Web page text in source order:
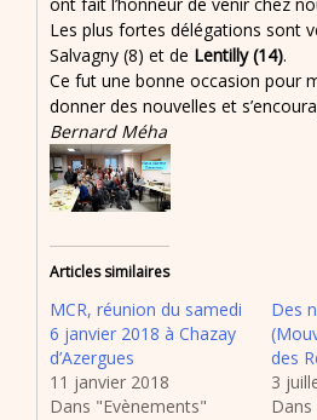
Les plus fortes délégations sont
Salvagny (8) et de Lentilly (14).
Ce fut une bonne occasion pour
donner des nouvelles et
Bernard Méha
Articles similaires
MCR, réunion du samedi
6 janvier 2018 à Chazay
d’Azergues
11 janvier 2018
Dans "Evènements"
Des
des
3